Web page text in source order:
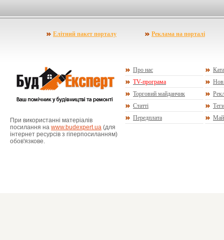
Елітний пакет порталу Реклама на порталі
При використанні матеріалів
посилання на www.budexpert.ua (для
інтернет ресурсів з гіперпосиланням)
обов'язкове.
Про нас
TV-програма
Торговий майданчик
Статті
Теги
Передплата